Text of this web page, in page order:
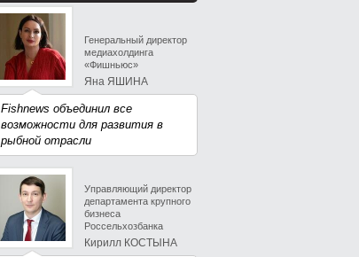
Генеральный директор
медиахолдинга
«Фишньюс»
Яна ЯШИНА
Fishnews объединил все
возможности для развития в
рыбной отрасли
Управляющий директор
департамента крупного
бизнеса
Россельхозбанка
Кирилл КОСТЫНА